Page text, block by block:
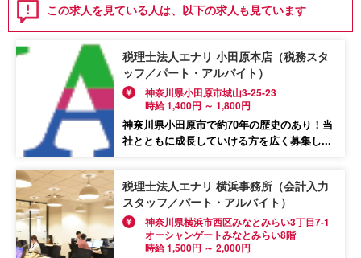
この求人を見ている人は、以下の求人も見ています
税理士法人エナリ 小田原本店（税務スタ
ッフ／パート・アルバイト）
神奈川県小田原市城山3-25-23
時給 1,400円 ～ 1,800円
神奈川県小田原市で約70年の歴史のあり！当
社とともに成長していける方を広く募集し...
税理士法人エナリ 横浜事務所（会計入力
スタッフ／パート・アルバイト）
神奈川県横浜市西区みなとみらい3丁目7-1
オーシャンゲートみなとみらい8階
時給 1,500円 ～ 2,000円